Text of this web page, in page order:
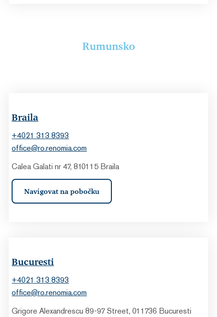
Rumunsko
Braila
+4021 313 8393
office@ro.renomia.com
Calea Galati nr 47, 810115 Braila
Navigovat na pobočku
Bucuresti
+4021 313 8393
office@ro.renomia.com
Grigore Alexandrescu 89-97 Street, 011736 Bucuresti